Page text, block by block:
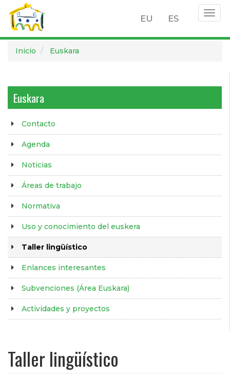
EU ES
Inicio Euskara
Euskara
Contacto
Agenda
Noticias
Áreas de trabajo
Normativa
Uso y conocimiento del euskera
Taller lingüístico
Enlances interesantes
Subvenciones (Área Euskara)
Actividades y proyectos
Taller lingüístico